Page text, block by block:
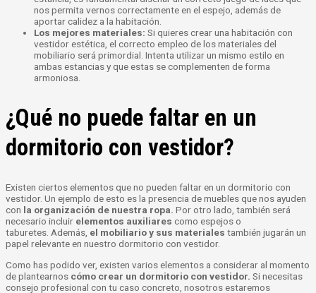
nos permita vernos correctamente en el espejo, además de
aportar calidez a la habitación.
Los mejores materiales: Si quieres crear una habitación con
vestidor estética, el correcto empleo de los materiales del
mobiliario será primordial. Intenta utilizar un mismo estilo en
ambas estancias y que estas se complementen de forma
armoniosa.
¿Qué no puede faltar en un
dormitorio con vestidor?
Existen ciertos elementos que no pueden faltar en un dormitorio con
vestidor. Un ejemplo de esto es la presencia de muebles que nos ayuden
con la organización de nuestra ropa. Por otro lado, también será
necesario incluir elementos auxiliares como espejos o
taburetes. Además, el mobiliario y sus materiales también jugarán un
papel relevante en nuestro dormitorio con vestidor.
Como has podido ver, existen varios elementos a considerar al momento
de plantearnos cómo crear un dormitorio con vestidor. Si necesitas
consejo profesional con tu caso concreto, nosotros estaremos